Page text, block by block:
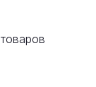
товаров